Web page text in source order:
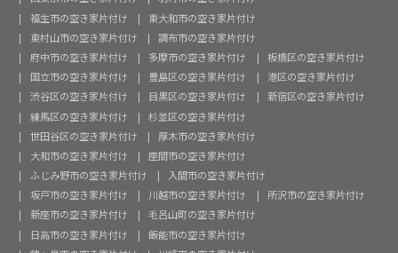
福生市の空き家片付け
東大和市の空き家片付け
東村山市の空き家片付け
調布市の空き家片付け
府中市の空き家片付け
多摩市の空き家片付け
板橋区の空き家片付け
国立市の空き家片付け
豊島区の空き家片付け
港区の空き家片付け
渋谷区の空き家片付け
目黒区の空き家片付け
新宿区の空き家片付け
練馬区の空き家片付け
杉並区の空き家片付け
世田谷区の空き家片付け
厚木市の空き家片付け
大和市の空き家片付け
座間市の空き家片付け
ふじみ野市の空き家片付け
入間市の空き家片付け
坂戸市の空き家片付け
川越市の空き家片付け
所沢市の空き家片付け
新座市の空き家片付け
毛呂山町の空き家片付け
日高市の空き家片付け
飯能市の空き家片付け